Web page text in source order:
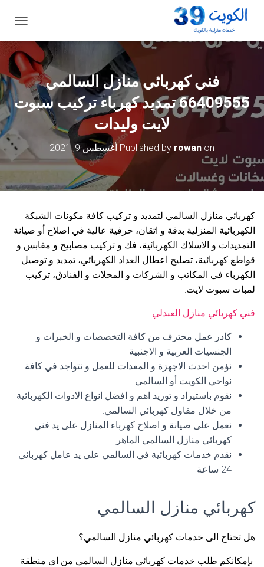
ب
د
ي
ل
ا
ت
ل
فني كهربائي منازل السالمي
66409555 تمديد كهرباء تركيب سبوت
لايت وليدات
Published by rowan on أغسطس 9, 2021
كهربائي منازل السالمي لتمديد و تركيب كافة مكونات الشبكة
الكهربائية المنزلية بدقة و اتقان، حرفية عالية في اصلاح أو صيانة
التمديدات و الاسلاك الكهربائية، فك و تركيب مصابيح و مقابس و
قواطع كهربائية، تصليح اعطال العداد الكهربائي، تمديد و توصيل
الكهرباء في المكاتب و الشركات و المحلات و الفنادق، تركيب
لمبات سبوت لايت.
فني كهربائي منازل العبدلي
كادر عمل محترف من كافة التخصصات و الخبرات و
الجنسيات العربية و الاجنبية.
نؤمن احدث الاجهزة و المعدات للعمل و نتواجد في كافة
نواحي الكويت أو السالمي.
نقوم باستيراد و توريد اهم و افضل انواع الادوات الكهربائية
من خلال مقاول كهربائي السالمي.
نعمل على صيانة و اصلاح كهرباء المنازل على يد فني
كهربائي منازل السالمي الماهر.
نقدم خدمات كهربائية في السالمي على يد عامل كهربائي
24 ساعة.
كهربائي منازل السالمي
هل تحتاج الى خدمات كهربائي منازل السالمي؟
بإمكانكم طلب خدمات كهربائي منازل السالمي من اي منطقة